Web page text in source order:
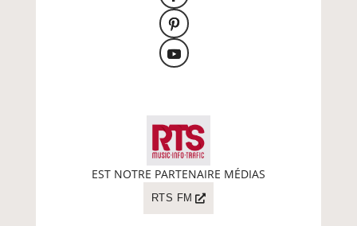
EST NOTRE PARTENAIRE MÉDIAS
RTS FM